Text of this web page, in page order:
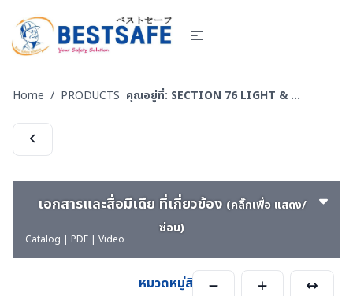
Home / PRODUCTS คุณอยู่ที่: SECTION 76 LIGHT & FLASHLIGHT - ไฟฟ้า ไฟฉาย และไฟกันระเบิด สำหรับงานอับอากาศและไวไฟ
เอกสารและสื่อมีเดีย ที่เกี่ยวข้อง (คลิ๊กเพื่อ แสดง/
ซ่อน)
Catalog | PDF | Video
หมวดหมู่สินค้า